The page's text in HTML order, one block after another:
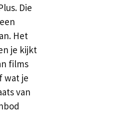
Die
Het
je kijkt
films
wat je
van